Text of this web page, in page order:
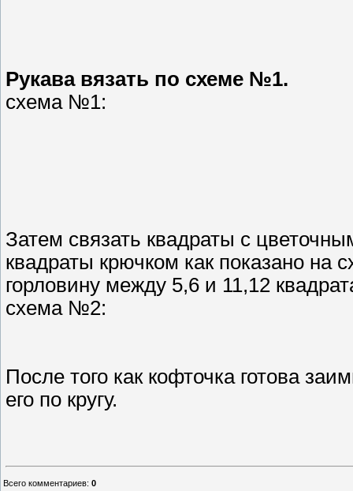
Рукава вязать по схеме №1.
схема №1:
Затем связать квадраты с
квадраты крючком как показано на
горловину между 5,6 и 11,12
схема №2:
После того как кофточка готова
его по кругу.
Всего комментариев: 0